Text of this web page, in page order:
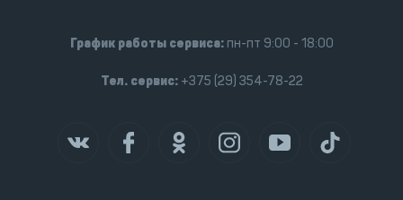
График работы сервиса:пн-пт 9:00 - 18:00
Тел. сервис:+375 (29) 354-78-22